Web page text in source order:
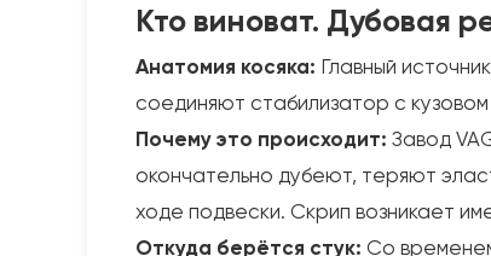
Кто виноват. Дубовая
Анатомия косяка: Главный
соединяют стабилизатор с
Почему это происходит: Завод
окончательно дубеют, теряют
ходе подвески. Скрип возникает
Откуда берётся стук: Со